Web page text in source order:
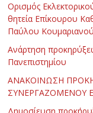
Ορισμός
θητεία Επίκουρου
Παύλου Κουμαριανού
Ανάρτηση
Πανεπιστημίου
ΑΝΑΚΟΙΝΩΣΗ
ΣΥΝΕΡΓΑΖΟΜΕΝΟΥ